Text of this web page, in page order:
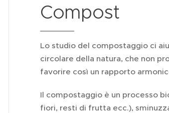
Compost
Lo studio del compostaggio ci
circolare della natura, che non
favorire così un rapporto
Il compostaggio è un processo
fiori, resti di frutta ecc.),